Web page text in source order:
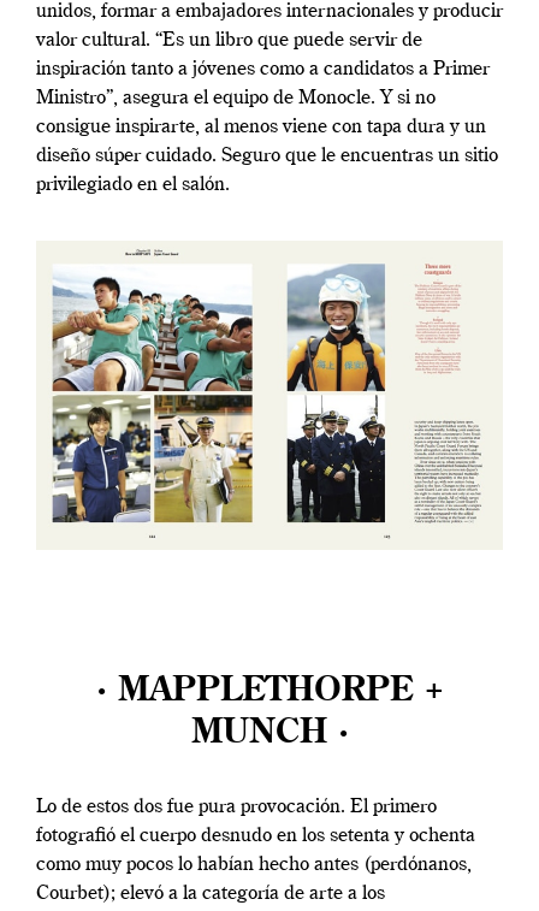
unidos, formar a embajadores internacionales y producir
valor cultural. “Es un libro que puede servir de
inspiración tanto a jóvenes como a candidatos a Primer
Ministro”, asegura el equipo de Monocle. Y si no
consigue inspirarte, al menos viene con tapa dura y un
diseño súper cuidado. Seguro que le encuentras un sitio
privilegiado en el salón.
· MAPPLETHORPE +
MUNCH ·
Lo de estos dos fue pura provocación. El primero
fotografió el cuerpo desnudo en los setenta y ochenta
como muy pocos lo habían hecho antes (perdónanos,
Courbet); elevó a la categoría de arte a los